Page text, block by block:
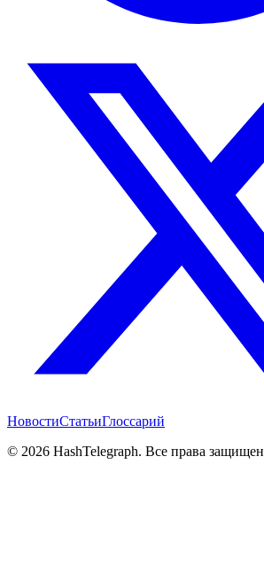
НовостиСтатьиГлоссарий
© 2026 HashTelegraph. Все права